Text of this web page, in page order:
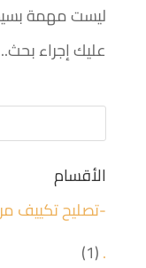
ليست مهمة
عليك إجراء
الأقسام
-تصليح تكييف
.
(1)